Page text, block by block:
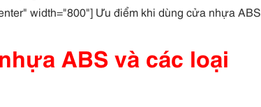
width="800"] Ưu điểm khi dùng cửa nhựa ABS
ABS và các loại